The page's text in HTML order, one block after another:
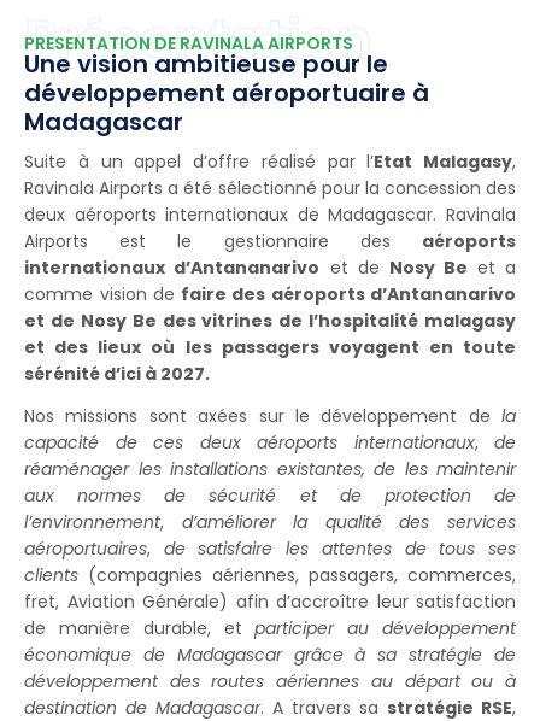
PRESENTATION DE RAVINALA AIRPORTS
Présentation
Une vision ambitieuse pour le
développement aéroportuaire à
Madagascar
Suite à un appel d’offre réalisé par l’Etat Malagasy,
Ravinala Airports a été sélectionné pour la concession des
deux aéroports internationaux de Madagascar. Ravinala
Airports est le gestionnaire des aéroports
internationaux d’Antananarivo et de Nosy Be et a
comme vision de faire des aéroports d’Antananarivo
et de Nosy Be des vitrines de l’hospitalité malagasy
et des lieux où les passagers voyagent en toute
sérénité d’ici à 2027.
Nos missions sont axées sur le développement de la
capacité de ces deux aéroports internationaux, de
réaménager les installations existantes, de les maintenir
aux normes de sécurité et de protection de
l’environnement, d’améliorer la qualité des services
aéroportuaires, de satisfaire les attentes de tous ses
clients (compagnies aériennes, passagers, commerces,
fret, Aviation Générale) afin d’accroître leur satisfaction
de manière durable, etparticiper au développement
économique de Madagascar grâce à sa stratégie de
développement des routes aériennes au départ ou à
destination de Madagascar. A travers sa stratégie RSE,